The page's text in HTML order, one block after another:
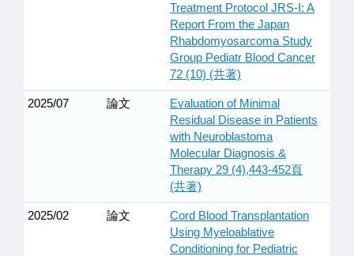
Treatment Protocol JRS-I: A
Report From the Japan
Rhabdomyosarcoma Study
Group Pediatr Blood Cancer
72 (10) (共著)
2025/07 論文
Evaluation of Minimal
Residual Disease in Patients
with Neuroblastoma
Molecular Diagnosis &
Therapy 29 (4),443-452頁
(共著)
2025/02 論文
Cord Blood Transplantation
Using Myeloablative
Conditioning for Pediatric